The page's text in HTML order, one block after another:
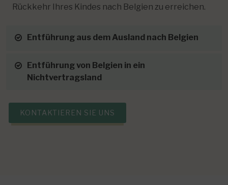
Rückkehr Ihres Kindes nach Belgien zu erreichen.
Entführung aus dem Ausland nach Belgien
Entführung von Belgien in ein
Nichtvertragsland
KONTAKTIEREN SIE UNS